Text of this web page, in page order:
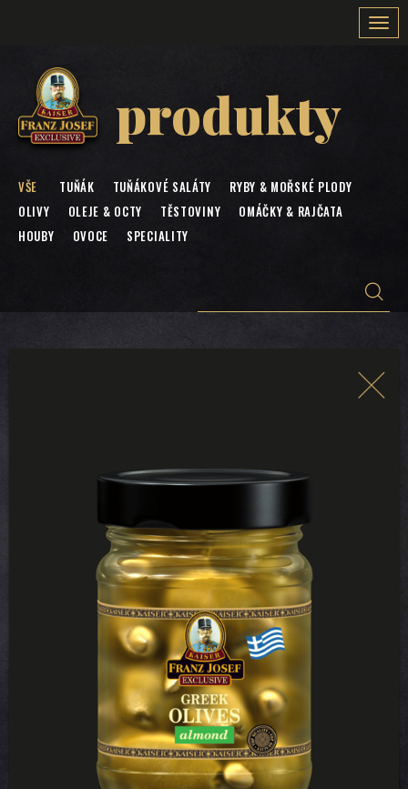
produkty
VŠE TUŇÁK TUŇÁKOVÉ SALÁTY
RYBY & MOŘSKÉ PLODY
OLIVY
OLEJE & OCTY TĚSTOVINY
OMÁČKY & RAJČATA
HOUBY
OVOCE SPECIALITY